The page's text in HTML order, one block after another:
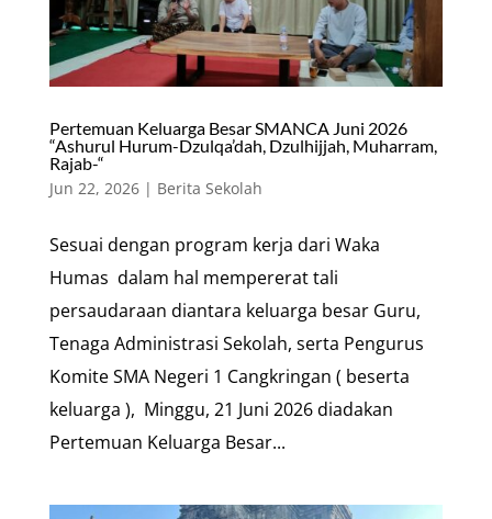
Pertemuan Keluarga Besar SMANCA Juni 2026
“Ashurul Hurum-Dzulqa’dah, Dzulhijjah, Muharram,
Rajab-“
Jun 22, 2026| Berita Sekolah
Sesuai dengan program kerja dari Waka
Humas dalam hal mempererat tali
persaudaraan diantara keluarga besar Guru,
Tenaga Administrasi Sekolah, serta Pengurus
Komite SMA Negeri 1 Cangkringan ( beserta
keluarga ), Minggu, 21 Juni 2026 diadakan
Pertemuan Keluarga Besar...